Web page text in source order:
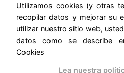
Productos
Utilizamos cookies (y otras
recopilar datos y mejorar su
utilizar nuestro sitio web,
datos como se describe
Cookies
Lea nuestra